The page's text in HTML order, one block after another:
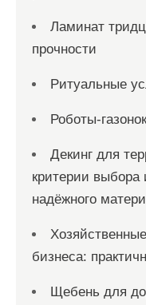
Ламинат
прочности
Ритуальные
Роботы-
Декинг для
критерии выбора
надёжного
бизнеса:
Щебень для